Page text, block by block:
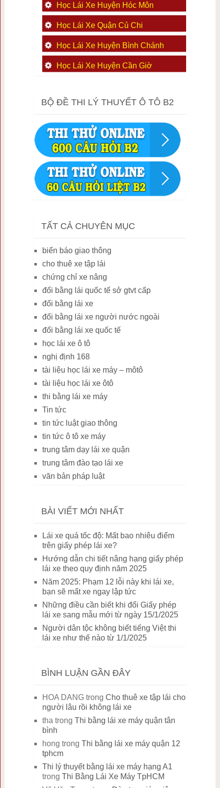
Học Lái Xe Huyện Hóc Môn
Học Lái Xe Quận Củ Chi
Học Lái Xe Huyện Bình Chánh
Học Lái Xe Huyện Cần Giờ
BỘ ĐỀ THI LÝ THUYẾT Ô TÔ B2
TẤT CẢ CHUYÊN MỤC
biển báo giao thông
cho thuê xe tập lái
chứng chỉ xe nâng
đổi bằng lái quốc tế sở gtvt cấp
đổi bằng lái xe
đổi bằng lái xe người nước ngoài
đổi bằng lái xe quốc tế
học lái xe ô tô
nghị định 168
tài liệu học lái xe máy – môtô
tài liệu học lái xe ôtô
thi bằng lái xe máy
Tin tức
tin tức luật giao thông
tin tức ô tô xe máy
trung tâm dạy lái xe quận
trung tâm đào tạo lái xe
văn bản pháp luật
BÀI VIẾT MỚI NHẤT
Lái xe quá tốc độ: Mất bao nhiêu điểm
trên giấy phép lái xe?
Hướng dẫn chi tiết nâng hạng giấy phép
lái xe theo quy định năm 2025
Năm 2025: Phạm 12 lỗi này khi lái xe,
bạn sẽ mất xe ngay lập tức
Những điều cần biết khi đổi Giấy phép
lái xe sang mẫu mới từ ngày 15/1/2025
Người dân tộc không biết tiếng Việt thi
lái xe như thế nào từ 1/1/2025
BÌNH LUẬN GẦN ĐÂY
HOA DANGtrong Cho thuê xe tập lái cho
người lâu rồi không lái xe
tha trong Thi bằng lái xe máy quận tân
bình
hong trong Thi bằng lái xe máy quận 12
tphcm
Thi lý thuyết bằng lái xe máy hạng A1
trong Thi Bằng Lái Xe Máy TpHCM